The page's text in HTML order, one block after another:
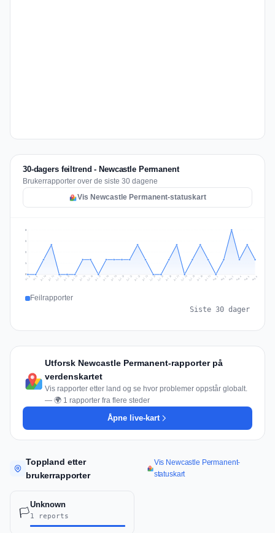
30-dagers feiltrend - Newcastle Permanent
Brukerrapporter over de siste 30 dagene
Vis Newcastle Permanent-statuskart
1
2
2
3
Jul 8 Jul 9 Jul 10 Jul 11 Jul 12 Jul 13 Jul 14 Jul 15 Jul 16 Jul 17 Jul 18 Jul 19 Jul 20 Jul 21 Jul 22 Jul 23 Jul 24 Jul 25 Jul 26 Jul 27 Jul 28 Jul 29 Jul 30 Jul 31 Aug 1 Aug 2 Aug 3 Aug 4 Aug 5 Aug 6
Feilrapporter
Siste 30 dager
Utforsk Newcastle Permanent-rapporter på
verdenskartet
Vis rapporter etter land og se hvor problemer oppstår globalt.
— 🌍 1 rapporter fra flere steder
Åpne live-kart
Toppland etter
brukerrapporter
Vis Newcastle Permanent-
statuskart
🏳️
Unknown
1 reports